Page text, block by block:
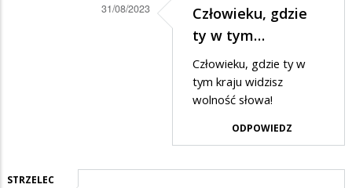
31/08/2023
Zbychu,
Człowieku, gdzie
ty w tym…
Człowieku, gdzie ty w
tym kraju widzisz
wolność słowa!
ODPOWIEDZ
STRZELEC